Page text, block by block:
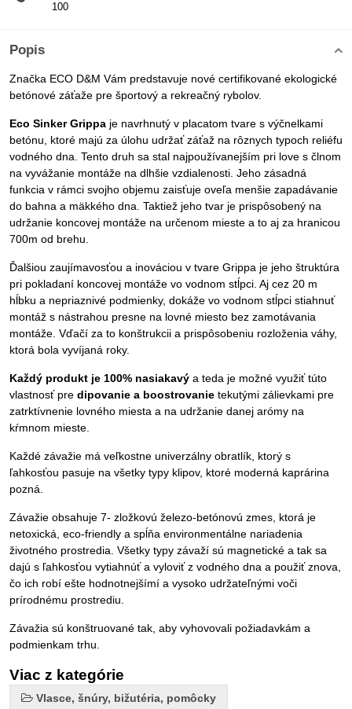
100
Popis
Značka ECO D&M Vám predstavuje nové certifikované ekologické
betónové záťaže pre športový a rekreačný rybolov.
Eco Sinker Grippa je navrhnutý v placatom tvare s výčnelkami
betónu, ktoré majú za úlohu udržať záťaž na rôznych typoch reliéfu
vodného dna. Tento druh sa stal najpoužívanejším pri love s člnom
na vyvážanie montáže na dlhšie vzdialenosti. Jeho zásadná
funkcia v rámci svojho objemu zaisťuje oveľa menšie zapadávanie
do bahna a mäkkého dna. Taktiež jeho tvar je prispôsobený na
udržanie koncovej montáže na určenom mieste a to aj za hranicou
700m od brehu.
Ďalšiou zaujímavosťou a inováciou v tvare Grippa je jeho štruktúra
pri pokladaní koncovej montáže vo vodnom stĺpci. Aj cez 20 m
hĺbku a nepriaznivé podmienky, dokáže vo vodnom stĺpci stiahnuť
montáž s nástrahou presne na lovné miesto bez zamotávania
montáže. Vďačí za to konštrukcii a prispôsobeniu rozloženia váhy,
ktorá bola vyvíjaná roky.
Každý produkt je 100% nasiakavý a teda je možné využiť túto
vlastnosť pre dipovanie a boostrovanie tekutými zálievkami pre
zatrktívnenie lovného miesta a na udržanie danej arómy na
kŕmnom mieste.
Každé závažie má veľkostne univerzálny obratlík, ktorý s
ľahkosťou pasuje na všetky typy klipov, ktoré moderná kaprárina
pozná.
Závažie obsahuje 7- zložkovú železo-betónovú zmes, ktorá je
netoxická, eco-friendly a spĺňa environmentálne nariadenia
životného prostredia. Všetky typy závaží sú magnetické a tak sa
dajú s ľahkosťou vytiahnúť a vyloviť z vodného dna a použiť znova,
čo ich robí ešte hodnotnejšímí a vysoko udržateľnými voči
prírodnému prostrediu.
Závažia sú konštruované tak, aby vyhovovali požiadavkám a
podmienkam trhu.
Viac z kategórie
Vlasce, šnúry, bižutéria, pomôcky